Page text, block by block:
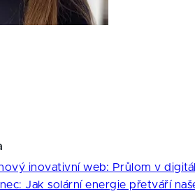
inovativní web: Průlom v
Jak solární energie přetváří